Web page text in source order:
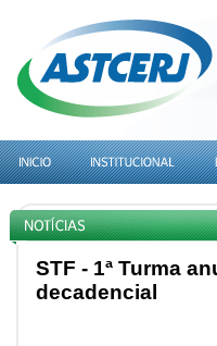
STF - 1ª Turma
decadencial